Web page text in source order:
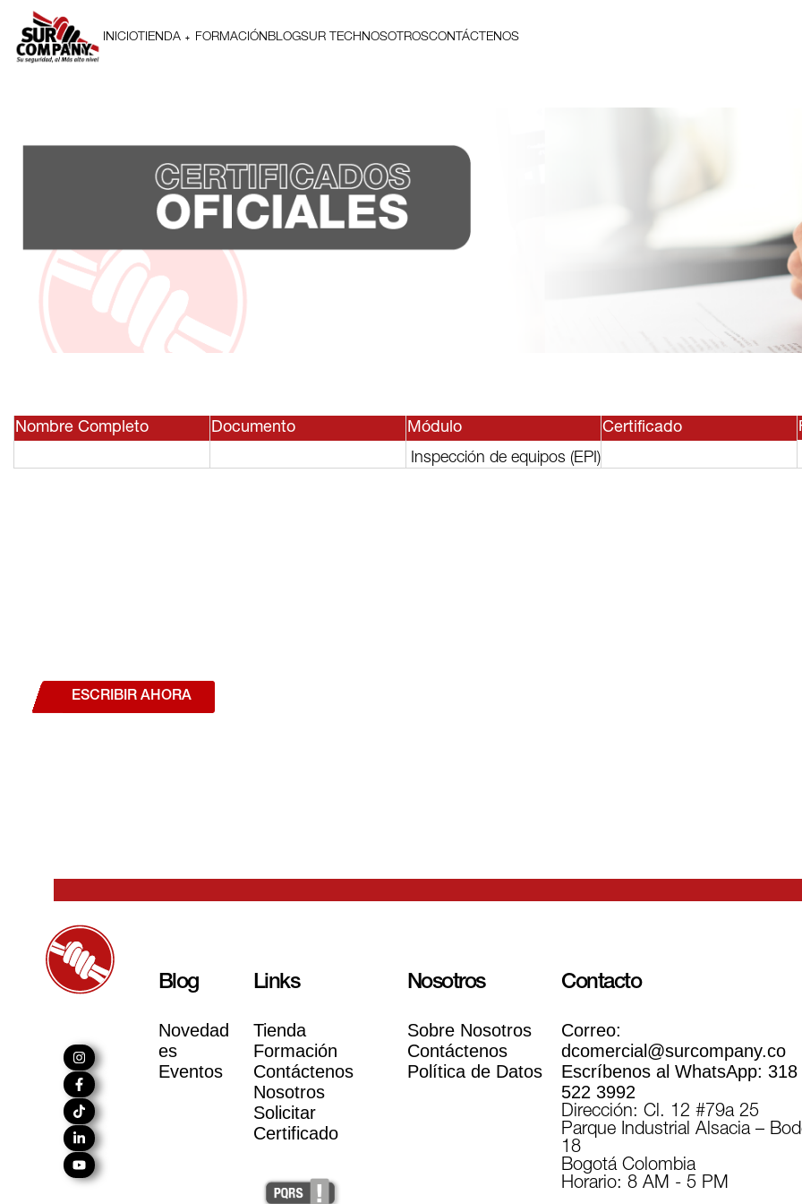
INICIO TIENDA FORMACIÓNBLOGSUR TECHNOSOTROSCONTÁCTENOS
Nombre Completo Documento
Módulo
Inspección de equipos (EPI)
Certificado
ESCRIBIR AHORA
Blog
Novedad
es
Eventos
Links
Tienda
Formación
Contáctenos
Nosotros
Solicitar
Certificado
Nosotros
Sobre Nosotros
Contáctenos
Política de Datos
Contacto
Correo:
dcomercial@surcompany.co
Escríbenos al WhatsApp: 318
522 3992
Dirección: Cl. 12 #79a 25
Parque Industrial Alsacia –
18
Bogotá Colombia
Horario: 8 AM - 5 PM